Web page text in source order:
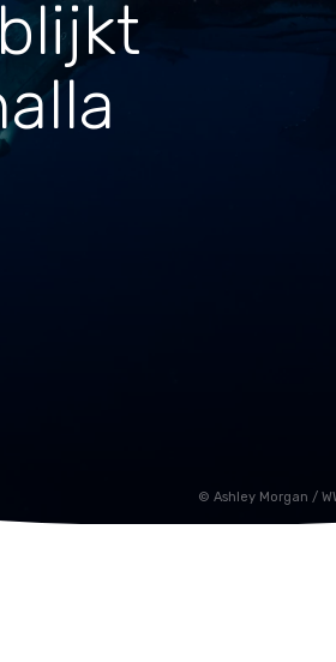
Ashley Morgan /